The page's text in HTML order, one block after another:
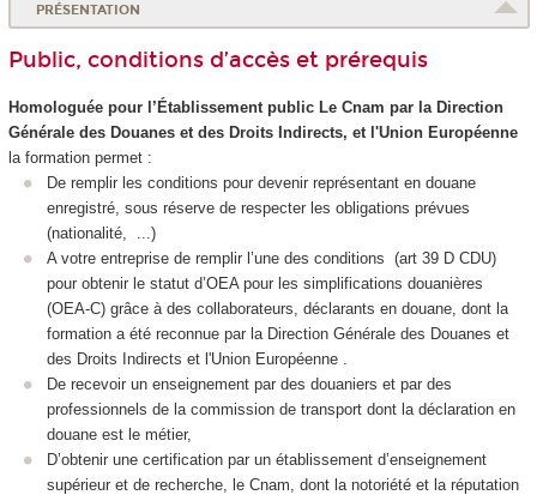
PRÉSENTATION
Public, conditions d’accès et prérequis
Homologuée pour l’Établissement public Le Cnam par la Direction
Générale des Douanes et des Droits Indirects, et l'Union Européenne
la formation permet :
De remplir les conditions pour devenir représentant en douane
enregistré, sous réserve de respecter les obligations prévues
(nationalité, ...)
A votre entreprise de remplir l’une des conditions (art 39 D CDU)
pour obtenir le statut d’OEA pour les simplifications douanières
(OEA-C) grâce à des collaborateurs, déclarants en douane, dont la
formation a été reconnue par la Direction Générale des Douanes et
des Droits Indirects et l'Union Européenne .
De recevoir un enseignement par des douaniers et par des
professionnels de la commission de transport dont la déclaration en
douane est le métier,
D’obtenir une certification par un établissement d’enseignement
supérieur et de recherche, le Cnam, dont la notoriété et la réputation